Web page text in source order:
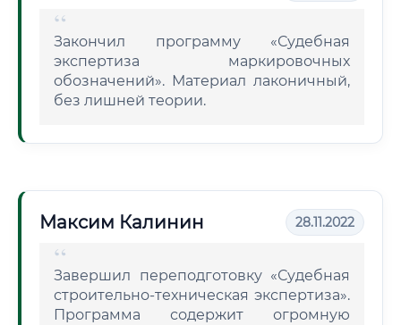
Закончил программу «Судебная
экспертиза маркировочных
обозначений». Материал лаконичный,
без лишней теории.
Максим Калинин 28.11.2022
Завершил переподготовку «Судебная
строительно-техническая экспертиза».
Программа содержит огромную